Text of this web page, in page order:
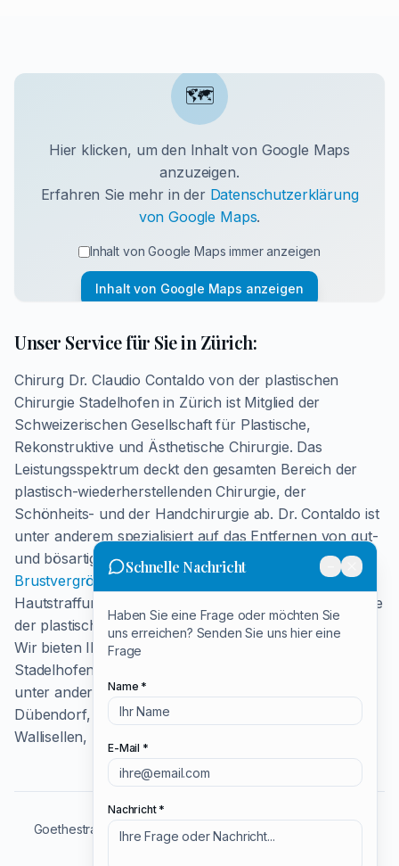
🗺️
Hier klicken, um den Inhalt von Google Maps
anzuzeigen.
Erfahren Sie mehr in der Datenschutzerklärung
von Google Maps.
Inhalt von Google Maps immer anzeigen
Inhalt von Google Maps anzeigen
Unser Service für Sie in Zürich:
Chirurg Dr. Claudio Contaldo von der plastischen
Chirurgie Stadelhofen in Zürich ist Mitglied der
Schweizerischen Gesellschaft für Plastische,
Rekonstruktive und Ästhetische Chirurgie. Das
Leistungsspektrum deckt den gesamten Bereich der
plastisch-wiederherstellenden Chirurgie, der
Schönheits- und der Handchirurgie ab. Dr. Contaldo ist
unter anderem spezialisiert auf das Entfernen von gut-
und bösartigen Hautveränderungen,
Brustvergrößerungen
Hautstraffung, Narbenkorrekturen und weitere Gebiete
der plastischen und ästhetischen Chirurgie.
Wir bieten Ihnen unsere Leistungen im Umkreis von
Stadelhofen in der Region Zürich an. Darunter fallen
unter anderem folgende Städte:
Dübendorf, Hochschulen, Opfikon, Seefeld,
Wallisellen, Küsnacht, Zollikon, Affoltern, Bassersdorf
Goethestrasse 20 8001 Zürich +41 44 252 64 84
Impressum
Datenschutzerklärung
Schnelle Nachricht Minimieren
Haben Sie eine Frage oder möchten Sie
uns erreichen? Senden Sie uns hier eine
Frage
Name *
E-Mail *
Nachricht *